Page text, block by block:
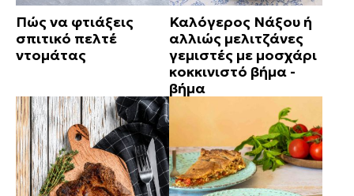
Πώς να φτιάξεις
σπιτικό πελτέ
ντομάτας
Καλόγερος Νάξου ή
αλλιώς μελιτζάνες
γεμιστές με μοσχάρι
κοκκινιστό βήμα -
βήμα